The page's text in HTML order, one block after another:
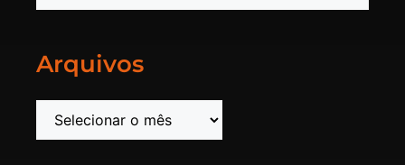
Arquivos